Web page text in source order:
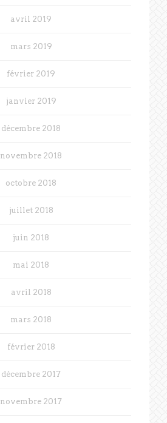
avril 2019
mars 2019
février 2019
janvier 2019
décembre 2018
novembre 2018
octobre 2018
juillet 2018
juin 2018
mai 2018
avril 2018
mars 2018
février 2018
décembre 2017
novembre 2017